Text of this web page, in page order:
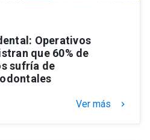
Operativos
que 60% de
sufría de
Ver más keyboard_arrow_right